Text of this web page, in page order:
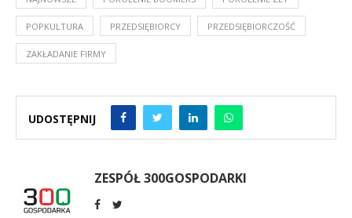
POPKULTURA PRZEDSIĘBIORCY PRZEDSIĘBIORCZOŚĆ
ZAKŁADANIE FIRMY
UDOSTĘPNIJ
ZESPÓŁ 300GOSPODARKI